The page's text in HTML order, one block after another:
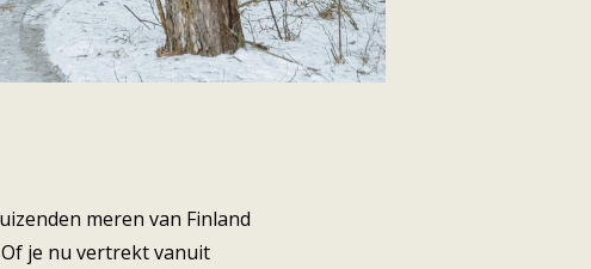
meren van Finland
je nu vertrekt vanuit